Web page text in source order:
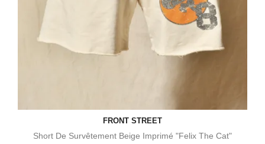
FRONT STREET
Short De Survêtement Beige Imprimé "Felix The Cat"